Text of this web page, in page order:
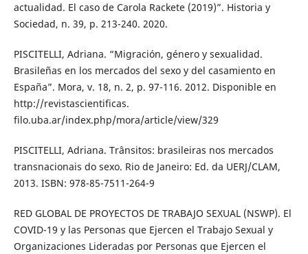
actualidad. El caso de Carola Rackete (2019)”. Historia y
Sociedad, n. 39, p. 213-240. 2020.
PISCITELLI, Adriana. “Migración, género y sexualidad.
Brasileñas en los mercados del sexo y del casamiento en
España”. Mora, v. 18, n. 2, p. 97-116. 2012. Disponible en
http://revistascientificas.
filo.uba.ar/index.php/mora/article/view/329
PISCITELLI, Adriana. Trânsitos: brasileiras nos mercados
transnacionais do sexo. Rio de Janeiro: Ed. da UERJ/CLAM,
2013. ISBN: 978-85-7511-264-9
RED GLOBAL DE PROYECTOS DE TRABAJO SEXUAL (NSWP). El
COVID-19 y las Personas que Ejercen el Trabajo Sexual y
Organizaciones Lideradas por Personas que Ejercen el